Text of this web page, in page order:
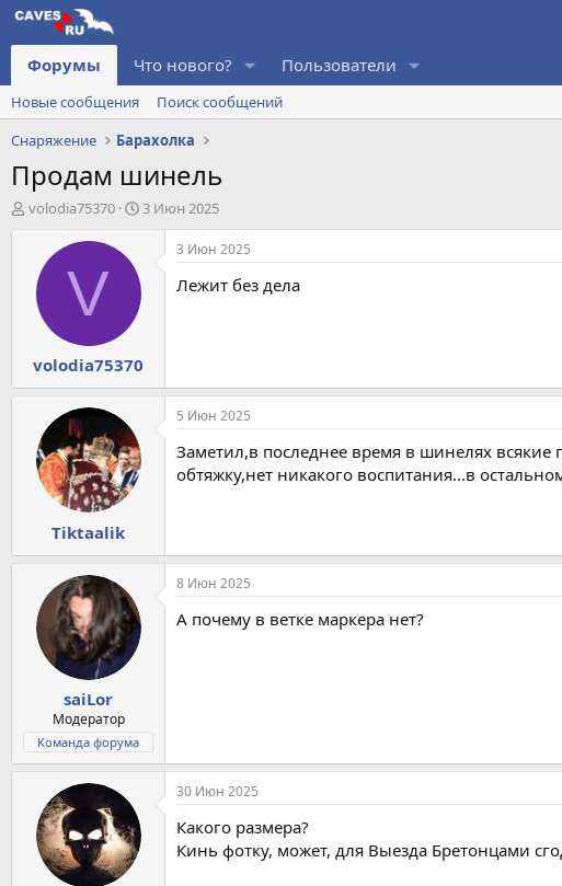
Форумы Что нового? Пользователи
Новые сообщения
Поиск сообщений
Снаряжение
Барахолка
Продам шинель
А
ы
volodia75370
Д
л
а
3 Июн 2025
V
volodia75370
3 Июн 2025
Лежит без дела
Tiktaalik
5 Июн 2025
Заметил,в последнее время в шинелях
обтяжку,нет никакого воспитания...в
saiLor
Модератор
Команда форума
8 Июн 2025
А почему в ветке маркера нет?
30 Июн 2025
Какого размера?
Кинь фотку, может, для Выезда Бретонцами